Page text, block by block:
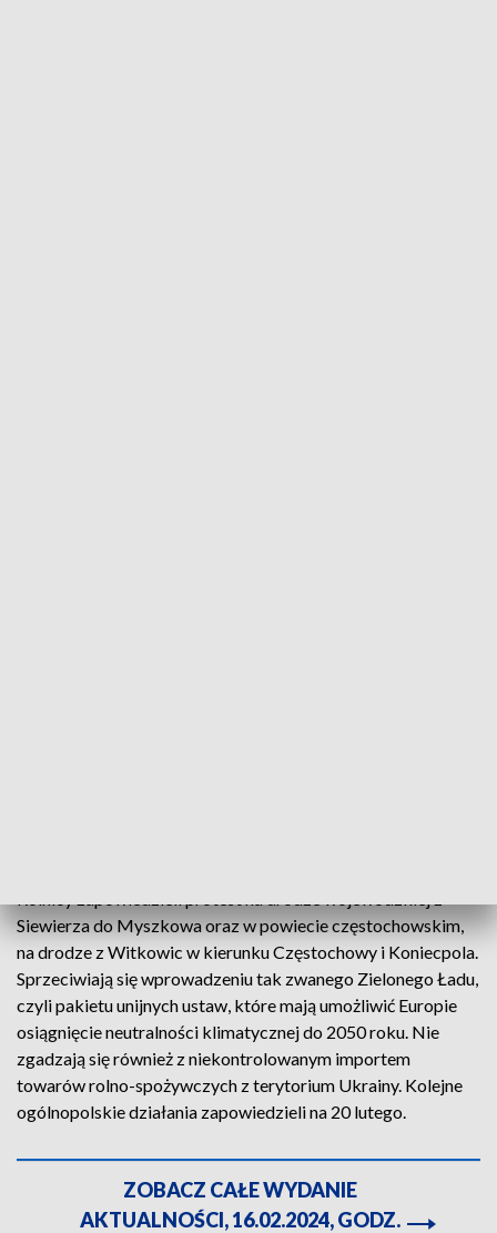
Siewierza do Myszkowa oraz w powiecie częstochowskim,
na drodze z Witkowic w kierunku Częstochowy i Koniecpola.
Sprzeciwiają się wprowadzeniu tak zwanego Zielonego Ładu,
czyli pakietu unijnych ustaw, które mają umożliwić Europie
osiągnięcie neutralności klimatycznej do 2050 roku. Nie
zgadzają się również z niekontrolowanym importem
towarów rolno-spożywczych z terytorium Ukrainy. Kolejne
ogólnopolskie działania zapowiedzieli na 20 lutego.
ZOBACZ CAŁE WYDANIE
AKTUALNOŚCI, 16.02.2024, GODZ.